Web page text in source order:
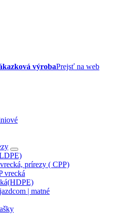
výrobaPrejsť na web
prírezy ( CPP)
vrecká
| matné